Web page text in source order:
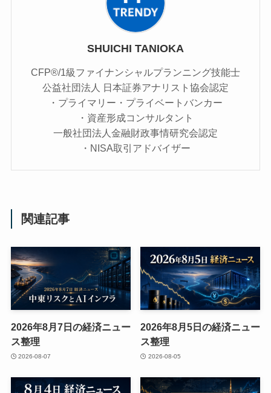
SHUICHI TANIOKA
CFP®/1級ファイナンシャルプランニング技能士
公益社団法人 日本証券アナリスト協会認定
・プライマリー・プライベートバンカー
・資産形成コンサルタント
一般社団法人金融財政事情研究会認定
・NISA取引アドバイザー
関連記事
2026年8月7日の経済ニュー
ス整理
2026-08-07
2026年8月5日の経済ニュー
ス整理
2026-08-05